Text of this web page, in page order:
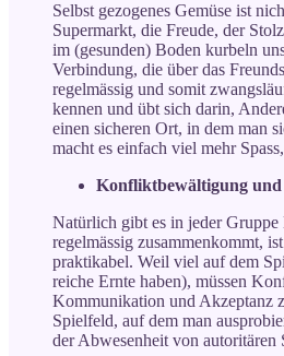
Selbst gezogenes Gemüse ist
Supermarkt, die Freude, der
im (gesunden) Boden kurbeln
Verbindung, die über das
regelmässig und somit
kennen und übt sich darin,
einen sicheren Ort, in dem man
macht es einfach viel mehr
Konfliktbewältigung
Natürlich gibt es in jeder
regelmässig zusammenkommt,
praktikabel. Weil viel auf dem
reiche Ernte haben), müssen
Kommunikation und Akzeptanz
Spielfeld, auf dem man
der Abwesenheit von